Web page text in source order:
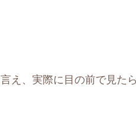
え、実際に目の前で見た